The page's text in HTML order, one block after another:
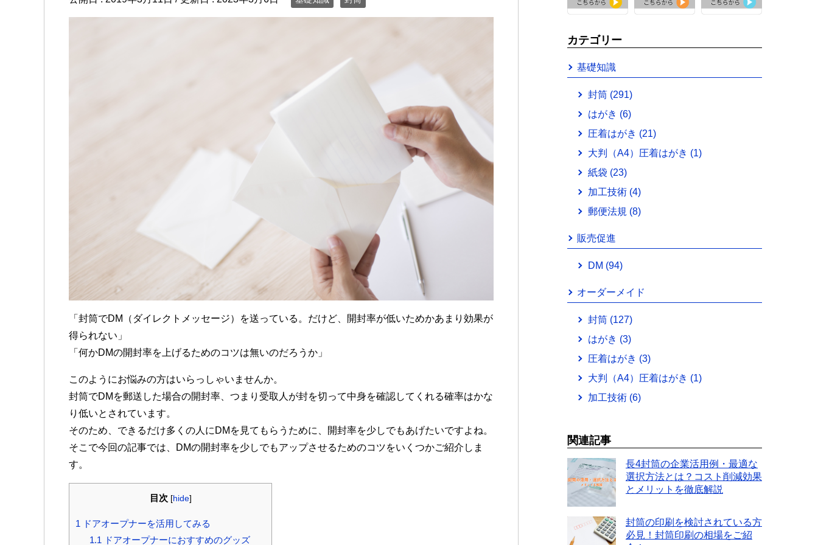
「封筒でDM（ダイレクトメッセージ）を送っている。だけど、開封率が低いためかあまり効果が
得られない」
「何かDMの開封率を上げるためのコツは無いのだろうか」
このようにお悩みの方はいらっしゃいませんか。
封筒でDMを郵送した場合の開封率、つまり受取人が封を切って中身を確認してくれる確率はかな
り低いとされています。
そのため、できるだけ多くの人にDMを見てもらうために、開封率を少しでもあげたいですよね。
そこで今回の記事では、DMの開封率を少しでもアップさせるためのコツをいくつかご紹介しま
す。
目次 [hide]
1 ドアオープナーを活用してみる
1.1 ドアオープナーにおすすめのグッズ
カテゴリー
基礎知識
封筒 (291)
はがき (6)
圧着はがき (21)
大判（A4）圧着はがき (1)
紙袋 (23)
加工技術 (4)
郵便法規 (8)
販売促進
DM (94)
オーダーメイド
封筒 (127)
はがき (3)
圧着はがき (3)
大判（A4）圧着はがき (1)
加工技術 (6)
関連記事
長4封筒の企業活用例・最適な
選択方法とは？コスト削減効果
とメリットを徹底解説
封筒の印刷を検討されている方
必見！封筒印刷の相場をご紹